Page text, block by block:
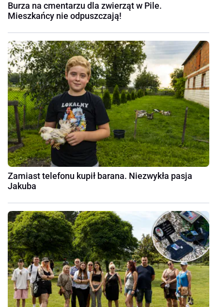
Burza na cmentarzu dla zwierząt w Pile.
Mieszkańcy nie odpuszczają!
Zamiast telefonu kupił barana. Niezwykła pasja
Jakuba